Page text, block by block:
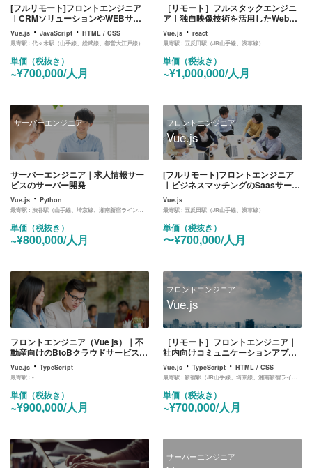
[フルリモート]フロントエンジニア
｜CRMソリューションやWEBサー
ビス開発を得意としたマーケティン
グ会社でのフロント開発業務
Vue.js ・ JavaScript ・ HTML / CSS
最寄駅 : 代々木駅（山手線、総武線、都営大江戸線）
単価（税抜き）
~¥700,000/人月
［リモート］フルスタックエンジニ
ア｜独自映像技術を活用したWebサ
ービスの開発
Vue.js ・react
最寄駅 : 五反田駅（JR山手線、浅草線）
単価（税抜き）
~¥1,000,000/人月
サーバーエンジニア
サーバーエンジニア｜求人情報サー
ビスのサーバー開発
Vue.js ・ Python
最寄駅 : 渋谷駅（山手線、埼京線、湘南新宿ライン、東横線、田園都市線、銀座線、半蔵門線、副都心線）
単価（税抜き）
~¥800,000/人月
フロントエンジニア
Vue.js
[フルリモート]フロントエンジニア
｜ビジネスマッチングのSaasサービ
スのフロント開発
Vue.js
最寄駅 : 五反田駅（JR山手線、浅草線）
単価（税抜き）
〜¥700,000/人月
フロントエンジニア（Vue js）｜不
動産向けのBtoBクラウドサービスの
フロント開発業務
Vue.js ・ TypeScript
最寄駅 : -
単価（税抜き）
~¥900,000/人月
フロントエンジニア
Vue.js
［リモート］フロントエンジニア｜
社内向けコミュニケーションアプリ
のフロント開発
Vue.js ・TypeScript ・HTML / CSS
最寄駅 :新宿駅（JR山手線、埼京線、湘南新宿ライン、中央線）、都庁前駅（大江戸線）
単価（税抜き）
~¥700,000/人月
サーバーエンジニア